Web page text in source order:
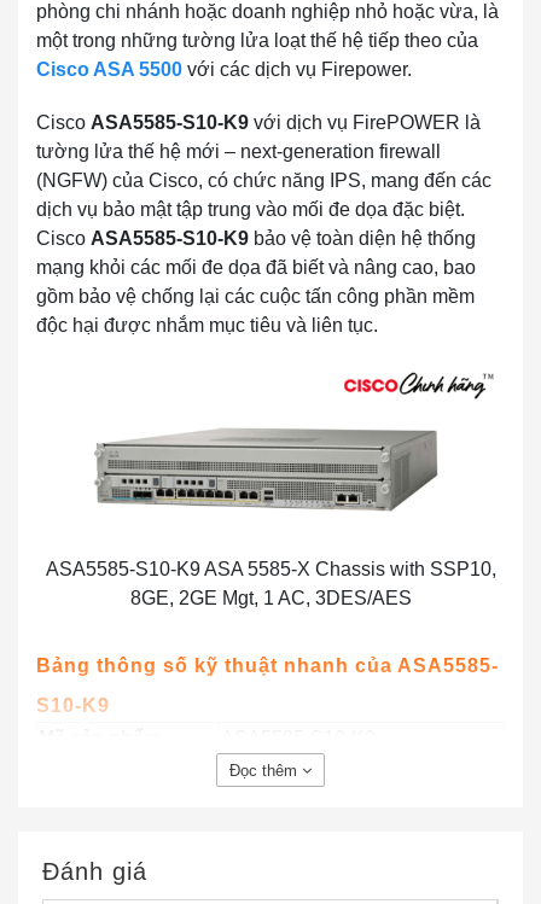
phòng chi nhánh hoặc doanh nghiệp nhỏ hoặc vừa, là
một trong những tường lửa loạt thế hệ tiếp theo của
Cisco ASA 5500 với các dịch vụ Firepower.
Cisco ASA5585-S10-K9 với dịch vụ FirePOWER là
tường lửa thế hệ mới – next-generation firewall
(NGFW) của Cisco, có chức năng IPS, mang đến các
dịch vụ bảo mật tập trung vào mối đe dọa đặc biệt.
Cisco ASA5585-S10-K9 bảo vệ toàn diện hệ thống
mạng khỏi các mối đe dọa đã biết và nâng cao, bao
gồm bảo vệ chống lại các cuộc tấn công phần mềm
độc hại được nhắm mục tiêu và liên tục.
ASA5585-S10-K9 ASA 5585-X Chassis with SSP10,
8GE, 2GE Mgt, 1 AC, 3DES/AES
Bảng thông số kỹ thuật nhanh của ASA5585-
S10-K9
Tường lửa Cisco ASA 5585
Thông lượng
Đọc thêm
Đánh giá